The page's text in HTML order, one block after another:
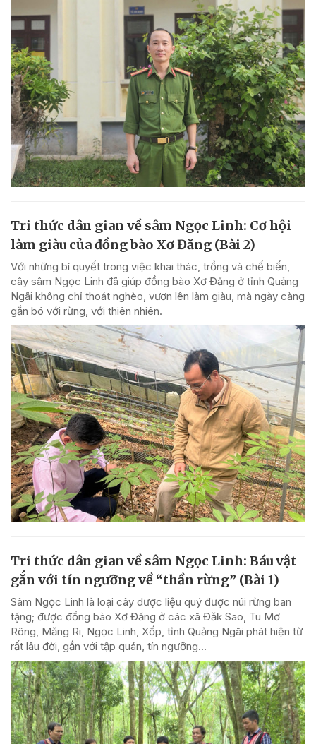
Tri thức dân gian về sâm Ngọc Linh: Cơ hội
làm giàu của đồng bào Xơ Đăng (Bài 2)
Với những bí quyết trong việc khai thác, trồng và chế biến,
cây sâm Ngọc Linh đã giúp đồng bào Xơ Đăng ở tỉnh Quảng
Ngãi không chỉ thoát nghèo, vươn lên làm giàu, mà ngày càng
gắn bó với rừng, với thiên nhiên.
Tri thức dân gian về sâm Ngọc Linh: Báu vật
gắn với tín ngưỡng về “thần rừng” (Bài 1)
Sâm Ngọc Linh là loại cây dược liệu quý được núi rừng ban
tặng; được đồng bào Xơ Đăng ở các xã Đăk Sao, Tu Mơ
Rông, Măng Ri, Ngọc Linh, Xốp, tỉnh Quảng Ngãi phát hiện từ
rất lâu đời, gắn với tập quán, tín ngưỡng...